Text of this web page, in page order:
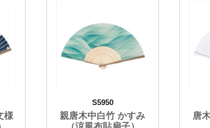
様
S5950
親唐木中白竹 かすみ
唐